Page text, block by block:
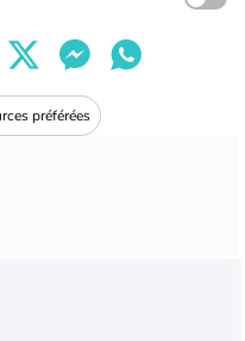
préférées